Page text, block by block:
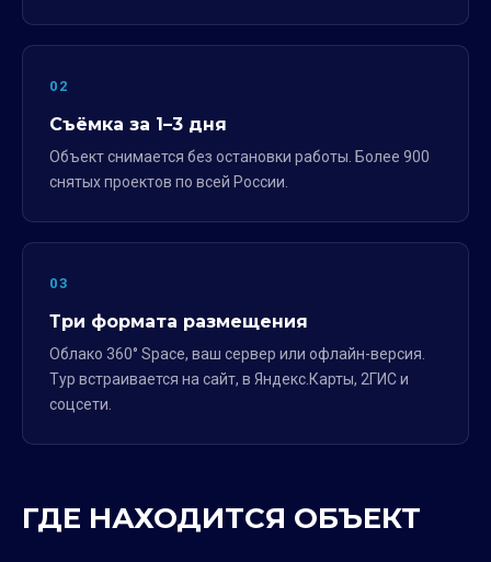
02
Съёмка за 1–3 дня
Объект снимается без остановки работы. Более 900
снятых проектов по всей России.
03
Три формата размещения
Облако 360° Space, ваш сервер или офлайн-версия.
Тур встраивается на сайт, в Яндекс.Карты, 2ГИС и
соцсети.
ГДЕ НАХОДИТСЯ ОБЪЕКТ